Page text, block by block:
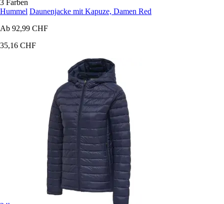
3 Farben
Hummel Daunenjacke mit Kapuze, Damen Red
Ab 92,99 CHF
35,16 CHF